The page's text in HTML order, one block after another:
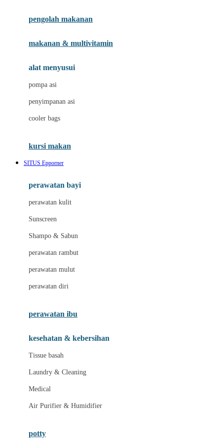
Joolz
Leclerc
Lee Vierra
Lillebaby
Little Bird Told Me
Little Miss Janis
London Taxi
Love To Dream
M
Magformers
Mamaway
Maxi Cosi
Megabloks
Micro
MiDeer
pengolah makanan
makanan & multivitamin
alat menyusui
pompa asi
penyimpanan asi
cooler bags
kursi makan
SITUS Epporner
perawatan bayi
perawatan kulit
Sunscreen
Shampo & Sabun
perawatan rambut
perawatan mulut
perawatan diri
perawatan ibu
kesehatan & kebersihan
Tissue basah
Laundry & Cleaning
Medical
Air Purifier & Humidifier
potty